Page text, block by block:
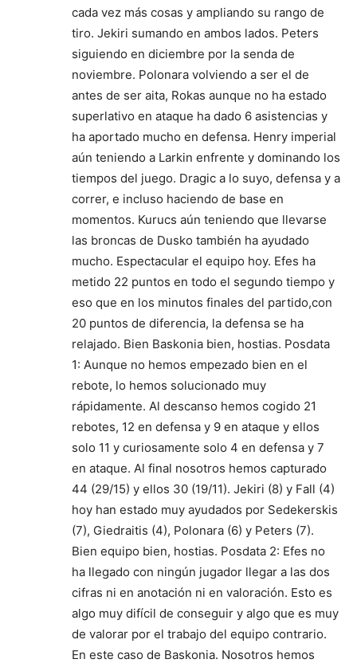
cada vez más cosas y ampliando su rango de
tiro. Jekiri sumando en ambos lados. Peters
siguiendo en diciembre por la senda de
noviembre. Polonara volviendo a ser el de
antes de ser aita, Rokas aunque no ha estado
superlativo en ataque ha dado 6 asistencias y
ha aportado mucho en defensa. Henry imperial
aún teniendo a Larkin enfrente y dominando los
tiempos del juego. Dragic a lo suyo, defensa y a
correr, e incluso haciendo de base en
momentos. Kurucs aún teniendo que llevarse
las broncas de Dusko también ha ayudado
mucho. Espectacular el equipo hoy. Efes ha
metido 22 puntos en todo el segundo tiempo y
eso que en los minutos finales del partido,con
20 puntos de diferencia, la defensa se ha
relajado. Bien Baskonia bien, hostias. Posdata
1: Aunque no hemos empezado bien en el
rebote, lo hemos solucionado muy
rápidamente. Al descanso hemos cogido 21
rebotes, 12 en defensa y 9 en ataque y ellos
solo 11 y curiosamente solo 4 en defensa y 7
en ataque. Al final nosotros hemos capturado
44 (29/15) y ellos 30 (19/11). Jekiri (8) y Fall (4)
hoy han estado muy ayudados por Sedekerskis
(7), Giedraitis (4), Polonara (6) y Peters (7).
Bien equipo bien, hostias. Posdata 2: Efes no
ha llegado con ningún jugador llegar a las dos
cifras ni en anotación ni en valoración. Esto es
algo muy difícil de conseguir y algo que es muy
de valorar por el trabajo del equipo contrario.
En este caso de Baskonia. Nosotros hemos